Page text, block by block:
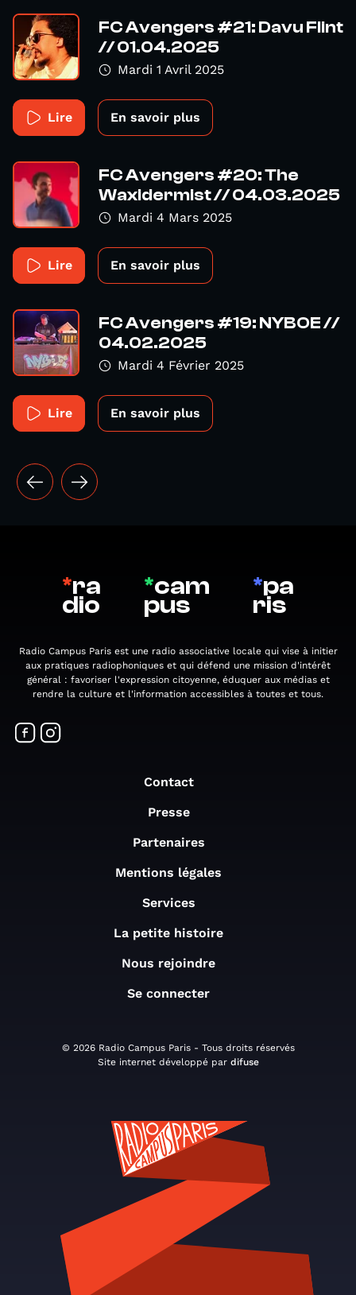
FC Avengers #21: Davu Flint
// 01.04.2025
Mardi 1 Avril 2025
Lire En savoir plus
FC Avengers #20: The
Waxidermist // 04.03.2025
Mardi 4 Mars 2025
Lire En savoir plus
FC Avengers #19: NYBOE //
04.02.2025
Mardi 4 Février 2025
Lire En savoir plus
*ra
dio
*cam
pus
*pa
ris
Radio Campus Paris est une radio associative locale qui vise à initier
aux pratiques radiophoniques et qui défend une mission d'intérêt
général : favoriser l'expression citoyenne, éduquer aux médias et
rendre la culture et l'information accessibles à toutes et tous.
Contact
Presse
Partenaires
Mentions légales
Services
La petite histoire
Nous rejoindre
Se connecter
© 2026 Radio Campus Paris - Tous droits réservés
Site internet développé par difuse